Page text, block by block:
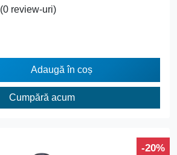
(0 review-uri)
Adaugă în coș
Cumpără acum
-20%